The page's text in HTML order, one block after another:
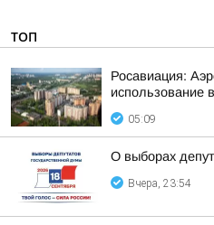
ТОП
Росавиация:
использование
05:09
О выборах
Вчера, 23:54